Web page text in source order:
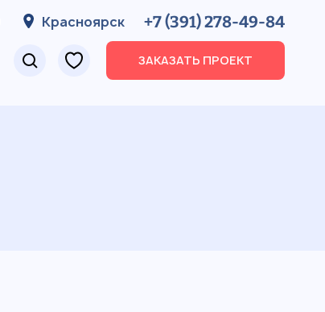
Красноярск +7 (391) 278-49-84
ЗАКАЗАТЬ ПРОЕКТ